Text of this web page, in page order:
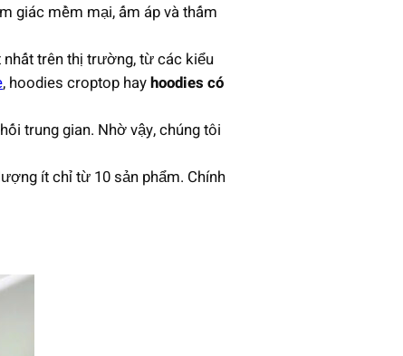
giác mềm mại, ấm áp và thấm
nhất trên thị trường, từ các kiểu
, hoodies croptop hayhoodies có
trung gian. Nhờ vậy, chúng tôi
ít chỉ từ 10 sản phẩm. Chính